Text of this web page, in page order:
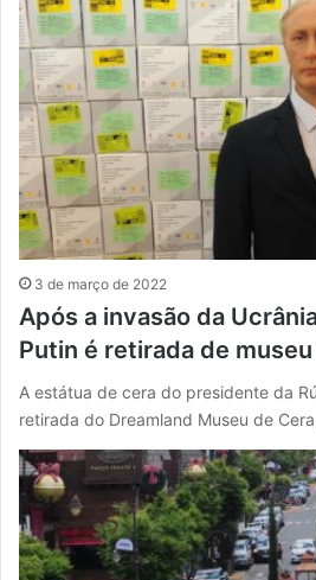
3 de março de 2022
Após a invasão da
Putin é retirada de
A estátua de cera do presidente da
retirada do Dreamland Museu de